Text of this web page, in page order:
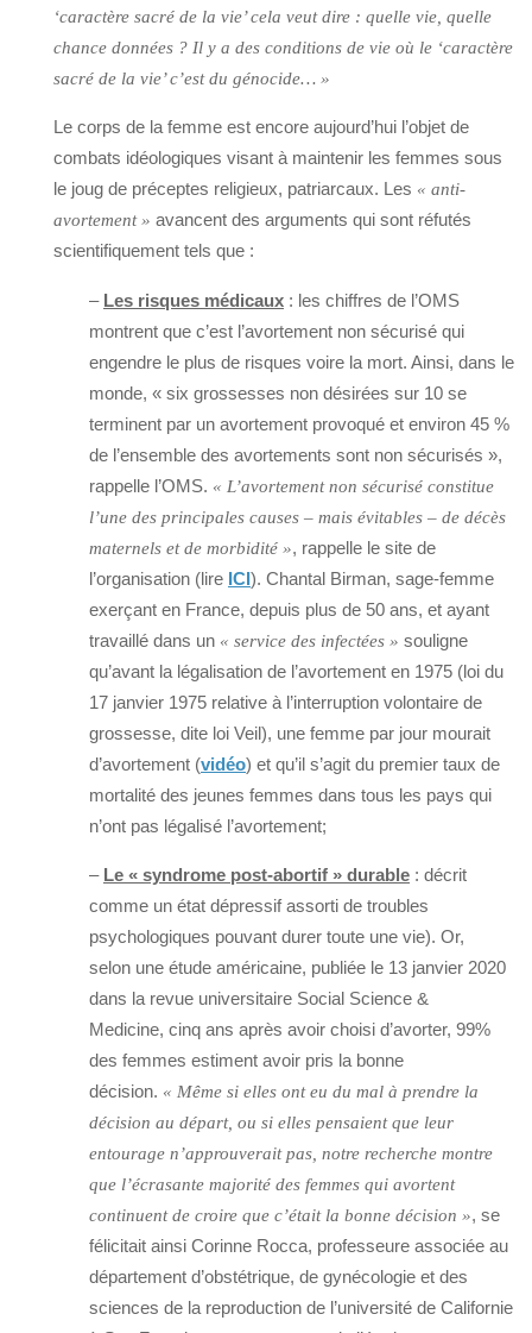
‘caractère sacré de la vie’ cela veut dire : quelle vie, quelle
chance données ? Il y a des conditions de vie où le ‘caractère
sacré de la vie’ c’est du génocide… »
Le corps de la femme est encore aujourd’hui l’objet de
combats idéologiques visant à maintenir les femmes sous
le joug de préceptes religieux, patriarcaux. Les « anti-
avortement » avancent des arguments qui sont réfutés
scientifiquement tels que :
– Les risques médicaux : les chiffres de l’OMS
montrent que c’est l’avortement non sécurisé qui
engendre le plus de risques voire la mort. Ainsi, dans le
monde, « six grossesses non désirées sur 10 se
terminent par un avortement provoqué et environ 45 %
de l’ensemble des avortements sont non sécurisés »,
rappelle l’OMS. « L’avortement non sécurisé constitue
l’une des principales causes – mais évitables – de décès
maternels et de morbidité », rappelle le site de
l’organisation (lire ICI). Chantal Birman, sage-femme
exerçant en France, depuis plus de 50 ans, et ayant
travaillé dans un « service des infectées » souligne
qu’avant la légalisation de l’avortement en 1975 (loi du
17 janvier 1975 relative à l’interruption volontaire de
grossesse, dite loi Veil), une femme par jour mourait
d’avortement (vidéo) et qu’il s’agit du premier taux de
mortalité des jeunes femmes dans tous les pays qui
n’ont pas légalisé l’avortement;
– Le « syndrome post-abortif » durable : décrit
comme un état dépressif assorti de troubles
psychologiques pouvant durer toute une vie). Or,
selon une étude américaine, publiée le 13 janvier 2020
dans la revue universitaire Social Science &
Medicine, cinq ans après avoir choisi d’avorter, 99%
des femmes estiment avoir pris la bonne
décision. « Même si elles ont eu du mal à prendre la
décision au départ, ou si elles pensaient que leur
entourage n’approuverait pas, notre recherche montre
que l’écrasante majorité des femmes qui avortent
continuent de croire que c’était la bonne décision », se
félicitait ainsi Corinne Rocca, professeure associée au
département d’obstétrique, de gynécologie et des
sciences de la reproduction de l’université de Californie